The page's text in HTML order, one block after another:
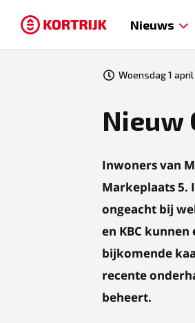
Nieuws
Woensdag 1 april
Nieuw
Inwoners van
Markeplaats 5.
ongeacht bij
en KBC
bijkomende
recente
beheert.